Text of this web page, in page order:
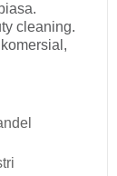
cleaning.